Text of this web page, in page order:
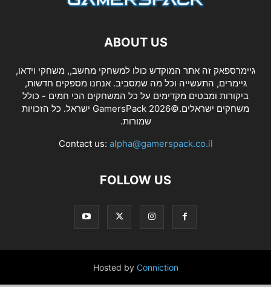
ABOUT US
גיימרספאק זה אתר המוקדש כולו למשחקי מחשב,, משחקי וידאו,
גיימרים, התעשייה וכל מה שמסביב. אנחנו מספקים חדשות,
ביקורות ומבטים מקדימים על כל המשחקים הכי חמים - כולל
משחקים ישראלים.©2026 GamersPack ישראל. כל הזכויות
שמורות.
Contact us: alpha@gamerspack.co.il
FOLLOW US
Hosted by Conniction